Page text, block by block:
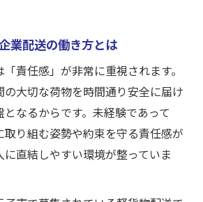
業配送の働き方とは
責任感」が非常に重視されます。
の大切な荷物を時間通り安全に届け
なるからです。未経験であって
り組む姿勢や約束を守る責任感が
直結しやすい環境が整っていま